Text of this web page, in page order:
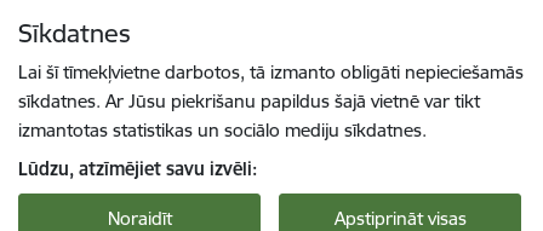
Sīkdatnes
Lai šī tīmekļvietne darbotos, tā izmanto obligāti nepieciešamās
sīkdatnes. Ar Jūsu piekrišanu papildus šajā vietnē var tikt
izmantotas statistikas un sociālo mediju sīkdatnes.
Lūdzu, atzīmējiet savu izvēli:
Noraidīt Apstiprināt visas